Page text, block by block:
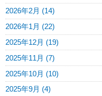
2026年2月 (14)
2026年1月 (22)
2025年12月 (19)
2025年11月 (7)
2025年10月 (10)
2025年9月 (4)